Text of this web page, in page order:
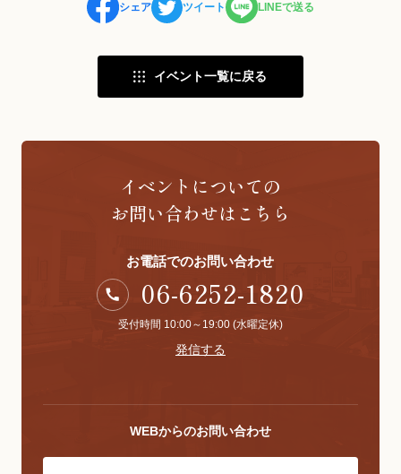
シェア ツイート LINEで送る
イベント一覧に戻る
イベントについての
お問い合わせはこちら
お電話でのお問い合わせ
06-6252-1820
受付時間 10:00～19:00 (水曜定休)
発信する
WEBからのお問い合わせ